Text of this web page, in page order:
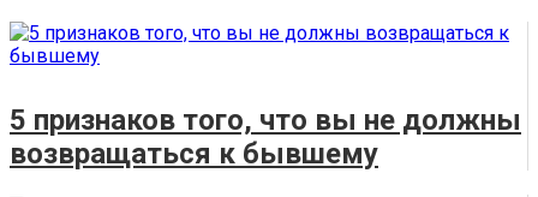
5 признаков того, что вы не должны
возвращаться к бывшему